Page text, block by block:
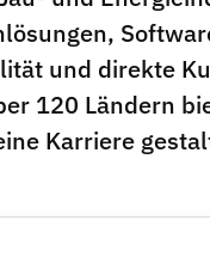
und direkte
120 Ländern
Karriere